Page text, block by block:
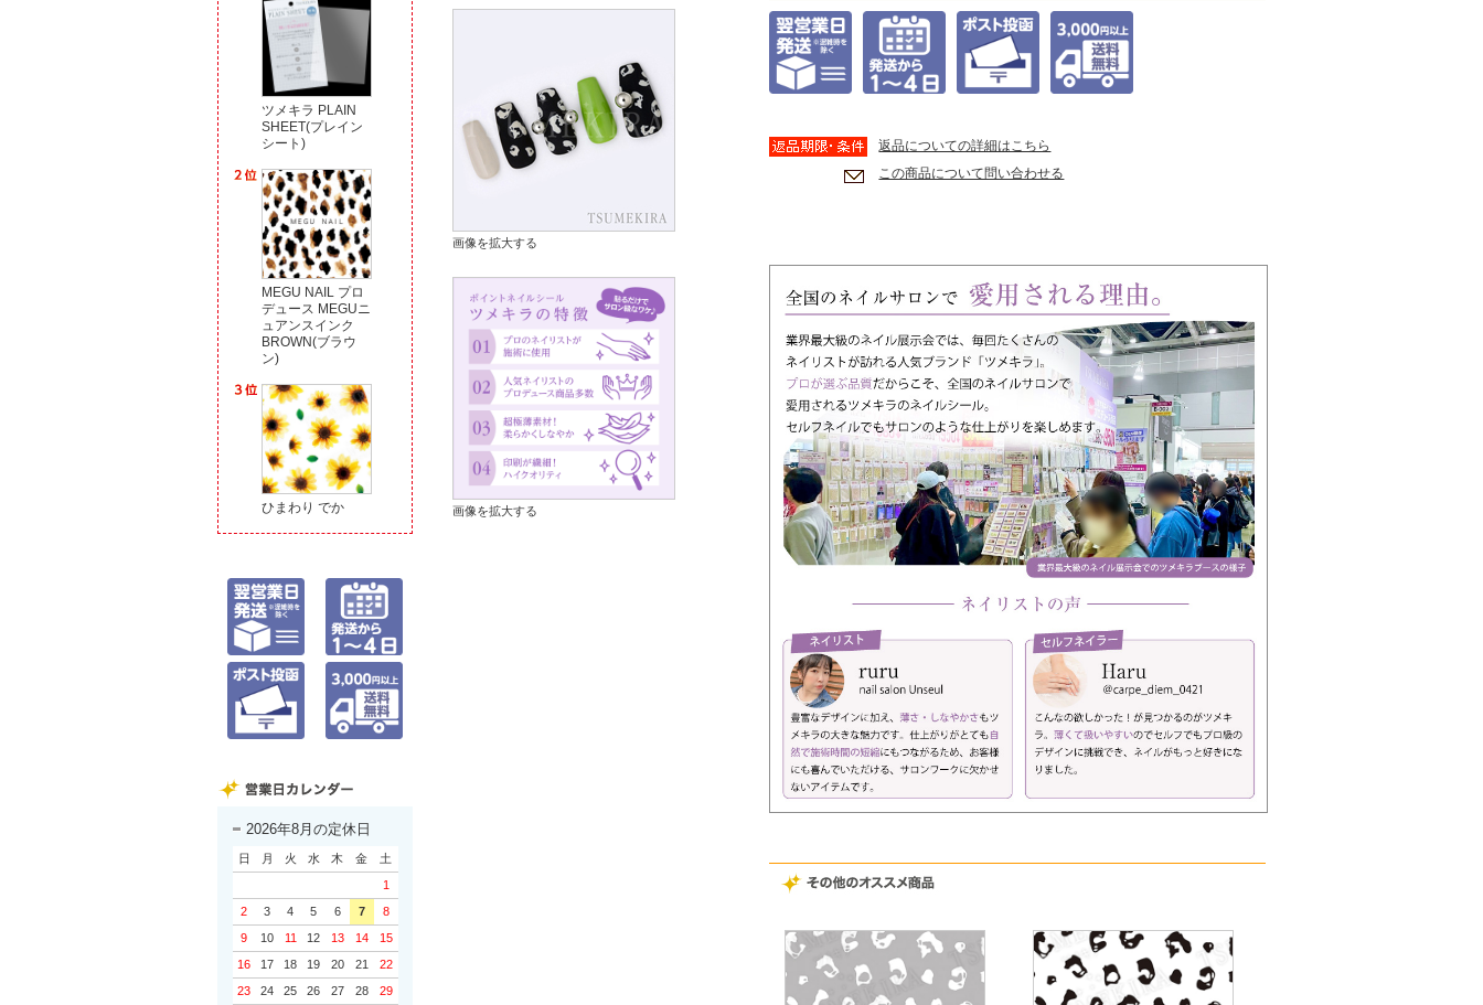
ツメキラ PLAIN
SHEET(プレイン
シート)
MEGU NAIL プロ
デュース MEGUニ
ュアンスインク
BROWN(ブラウ
ン)
ひまわり でか
2026年8月の定休日
日 月 火 水 木 金
土
1
2
3 4 5 6 7
8
9
10 11 12 13 14
15
16
17 18 19 20 21
22
23
24 25 26 27 28
29
画像を拡大する
画像を拡大する
返品についての詳細はこちら
この商品について問い合わせる